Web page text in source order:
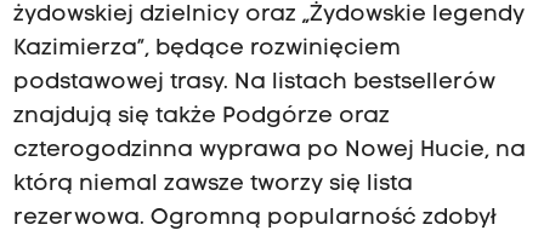
żydowskiej dzielnicy oraz „Żydowskie legendy
Kazimierza”, będące rozwinięciem
podstawowej trasy. Na listach bestsellerów
znajdują się także Podgórze oraz
czterogodzinna wyprawa po Nowej Hucie, na
którą niemal zawsze tworzy się lista
rezerwowa. Ogromną popularność zdobył